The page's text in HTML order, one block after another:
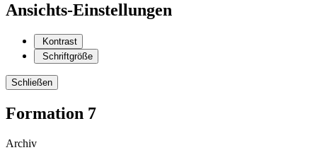
Ansichts-Einstellungen
Kontrast
Schriftgröße
Schließen
Formation 7
Archiv